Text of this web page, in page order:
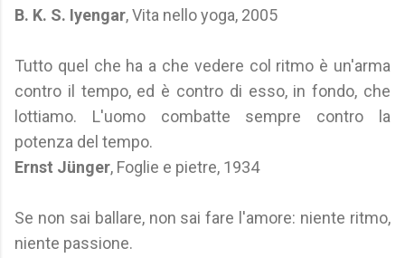
B. K. S. Iyengar, Vita nello yoga, 2005
Tutto quel che ha a che vedere col ritmo è un'arma
contro il tempo, ed è contro di esso, in fondo, che
lottiamo. L'uomo combatte sempre contro la
potenza del tempo.
Ernst Jünger, Foglie e pietre, 1934
Se non sai ballare, non sai fare l'amore: niente ritmo,
niente passione.